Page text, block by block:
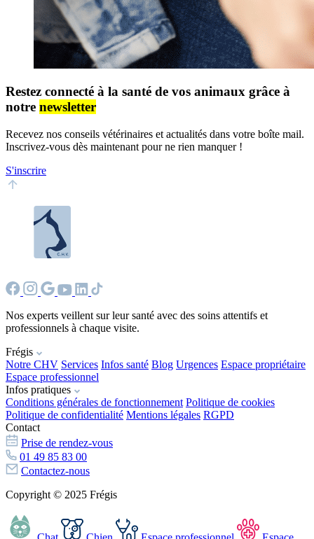
Restez connecté à la santé de vos animaux grâce à
notre newsletter
Recevez nos conseils vétérinaires et actualités dans votre boîte mail.
Inscrivez-vous dès maintenant pour ne rien manquer !
S'inscrire
Nos experts veillent sur leur santé avec des soins attentifs et
professionnels à chaque visite.
Frégis
Notre CHV Services Infos santé Blog Urgences Espace propriétaire
Espace professionnel
Infos pratiques
Conditions générales de fonctionnement Politique de cookies
Politique de confidentialité Mentions légales RGPD
Contact
Prise de rendez-vous
01 49 85 83 00
Contactez-nous
Copyright © 2025 Frégis